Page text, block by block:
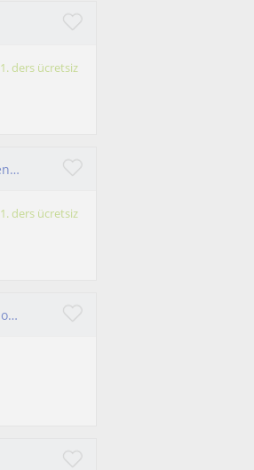
1. ders ücretsiz
Kendimi sürekli geliştirmekteyim yeniliklere açık bir insanım. Sadece kendi alanım değil bir çok alandaki yeniliği takip ediyorum.
1. ders ücretsiz
İlkokul düzeyindeki çocuklara tüm dersler için eğitim verebilirim ayrıca okuma ve yazma güçlüğü çeken öğrenciler için eğitim verebilirim